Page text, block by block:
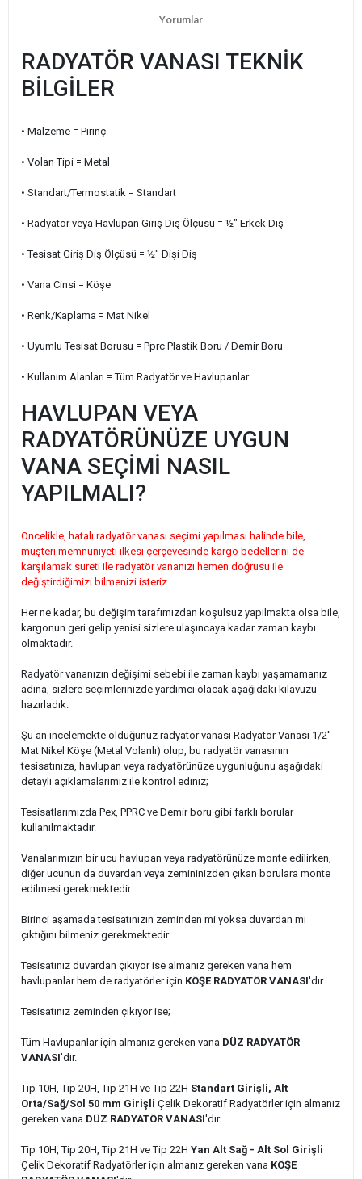
Yorumlar
RADYATÖR VANASI TEKNİK
BİLGİLER
• Malzeme = Pirinç
• Volan Tipi = Metal
• Standart/Termostatik = Standart
• Radyatör veya Havlupan Giriş Diş Ölçüsü = ½" Erkek Diş
• Tesisat Giriş Diş Ölçüsü = ½" Dişi Diş
• Vana Cinsi = Köşe
• Renk/Kaplama = Mat Nikel
• Uyumlu Tesisat Borusu = Pprc Plastik Boru / Demir Boru
• Kullanım Alanları = Tüm Radyatör ve Havlupanlar
HAVLUPAN VEYA
RADYATÖRÜNÜZE UYGUN
VANA SEÇİMİ NASIL
YAPILMALI?
Öncelikle, hatalı radyatör vanası seçimi yapılması halinde bile,
müşteri memnuniyeti ilkesi çerçevesinde kargo bedellerini de
karşılamak sureti ile radyatör vananızı hemen doğrusu ile
değiştirdiğimizi bilmenizi isteriz.
Her ne kadar, bu değişim tarafımızdan koşulsuz yapılmakta olsa bile,
kargonun geri gelip yenisi sizlere ulaşıncaya kadar zaman kaybı
olmaktadır.
Radyatör vananızın değişimi sebebi ile zaman kaybı yaşamamanız
adına, sizlere seçimlerinizde yardımcı olacak aşağıdaki kılavuzu
hazırladık.
Şu an incelemekte olduğunuz radyatör vanası Radyatör Vanası 1/2''
Mat Nikel Köşe (Metal Volanlı) olup, bu radyatör vanasının
tesisatınıza, havlupan veya radyatörünüze uygunluğunu aşağıdaki
detaylı açıklamalarımız ile kontrol ediniz;
Tesisatlarımızda Pex, PPRC ve Demir boru gibi farklı borular
kullanılmaktadır.
Vanalarımızın bir ucu havlupan veya radyatörünüze monte edilirken,
diğer ucunun da duvardan veya zemininizden çıkan borulara monte
edilmesi gerekmektedir.
Birinci aşamada tesisatınızın zeminden mi yoksa duvardan mı
çıktığını bilmeniz gerekmektedir.
Tesisatınız duvardan çıkıyor ise almanız gereken vana hem
havlupanlar hem de radyatörler için KÖŞE RADYATÖR VANASI'dır.
Tesisatınız zeminden çıkıyor ise;
Tüm Havlupanlar için almanız gereken vana DÜZ RADYATÖR
VANASI'dır.
Tip 10H, Tip 20H, Tip 21H ve Tip 22H Standart Girişli, Alt
Orta/Sağ/Sol 50 mm Girişli Çelik Dekoratif Radyatörler için almanız
gereken vana DÜZ RADYATÖR VANASI'dır.
Tip 10H, Tip 20H, Tip 21H ve Tip 22H Yan Alt Sağ - Alt Sol Girişli
Çelik Dekoratif Radyatörler için almanız gereken vana KÖŞE